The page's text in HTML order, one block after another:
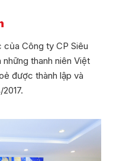
Công ty CP Siêu
thanh niên Việt
được thành lập và